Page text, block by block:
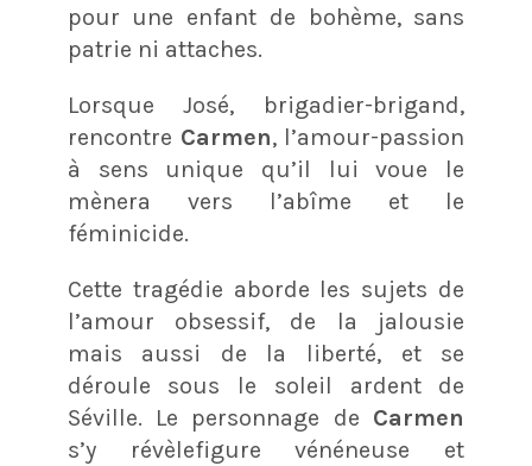
pour une enfant de bohème, sans
patrie ni attaches.
Lorsque José, brigadier-brigand,
rencontre Carmen, l’amour-passion
à sens unique qu’il lui voue le
mènera vers l’abîme et le
féminicide.
Cette tragédie aborde les sujets de
l’amour obsessif, de la jalousie
mais aussi de la liberté, et se
déroule sous le soleil ardent de
Séville. Le personnage de Carmen
s’y révèlefigure vénéneuse et